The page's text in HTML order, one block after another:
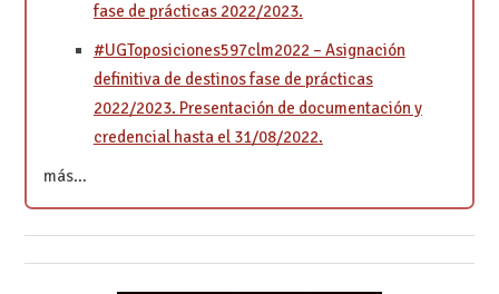
fase de prácticas 2022/2023.
#UGToposiciones597clm2022 – Asignación
definitiva de destinos fase de prácticas
2022/2023. Presentación de documentación y
credencial hasta el 31/08/2022.
más…